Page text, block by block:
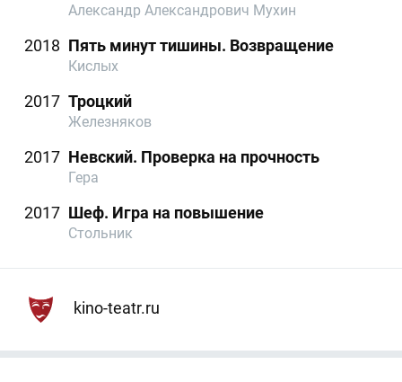
Александр Александрович Мухин
2018 Пять минут тишины. Возвращение
Кислых
2017 Троцкий
Железняков
2017 Невский. Проверка на прочность
Гера
2017 Шеф. Игра на повышение
Стольник
kino-teatr.ru